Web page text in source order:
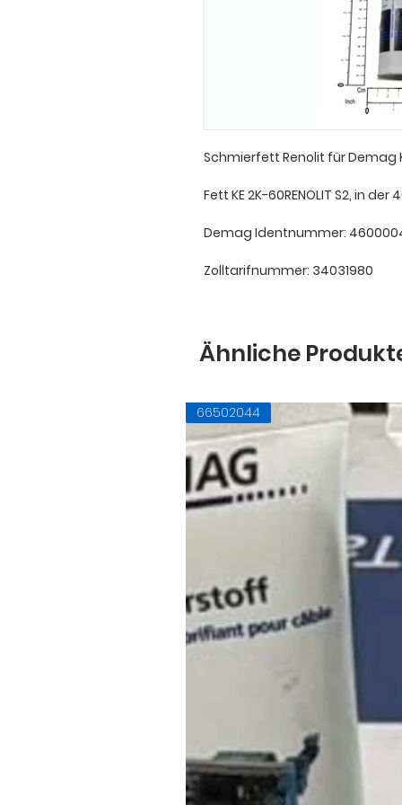
Schmierfett Renolit für Demag
Fett KE 2K-60RENOLIT S2, in
Demag Identnummer:
Zolltarifnummer: 34031980
Ähnliche
66502044